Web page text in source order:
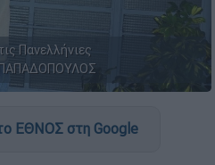
Πανελλήνιες
ΠΑΠΑΔΟΠΟΥΛΟΣ
ΕΘΝΟΣ στη Google